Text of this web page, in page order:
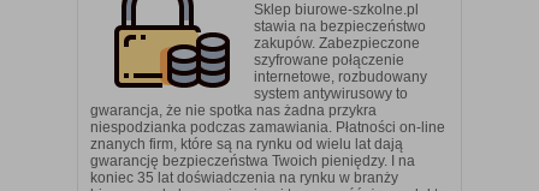
Sklep biurowe-szkolne.pl
stawia na bezpieczeństwo
zakupów. Zabezpieczone
szyfrowane połączenie
internetowe, rozbudowany
system antywirusowy to
gwarancja, że nie spotka nas żadna przykra
niespodzianka podczas zamawiania. Płatności on-line
znanych firm, które są na rynku od wielu lat dają
gwarancję bezpieczeństwa Twoich pieniędzy. I na
koniec 35 lat doświadczenia na rynku w branży